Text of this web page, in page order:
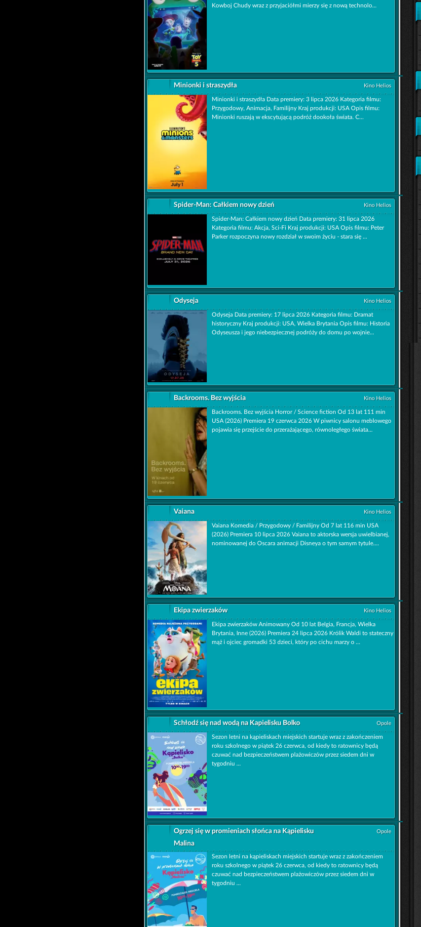
Kowboj Chudy wraz z przyjaciółmi mierzy się z nową technolo...
Minionki i straszydła Kino Helios
Minionki i straszydła Data premiery: 3 lipca 2026 Kategoria filmu:
Przygodowy, Animacja, Familijny Kraj produkcji: USA Opis filmu:
Minionki ruszają w ekscytującą podróż dookoła świata. C...
Spider-Man: Całkiem nowy dzień Kino Helios
Spider-Man: Całkiem nowy dzień Data premiery: 31 lipca 2026
Kategoria filmu: Akcja, Sci-Fi Kraj produkcji: USA Opis filmu: Peter
Parker rozpoczyna nowy rozdział w swoim życiu - stara się ...
Odyseja Kino Helios
Odyseja Data premiery: 17 lipca 2026 Kategoria filmu: Dramat
historyczny Kraj produkcji: USA, Wielka Brytania Opis filmu: Historia
Odyseusza i jego niebezpiecznej podróży do domu po wojnie...
Backrooms. Bez wyjścia Kino Helios
Backrooms. Bez wyjścia Horror / Science fiction Od 13 lat 111 min
USA (2026) Premiera 19 czerwca 2026 W piwnicy salonu meblowego
pojawia się przejście do przerażającego, równoległego świata...
Vaiana Kino Helios
Vaiana Komedia / Przygodowy / Familijny Od 7 lat 116 min USA
(2026) Premiera 10 lipca 2026 Vaiana to aktorska wersja uwielbianej,
nominowanej do Oscara animacji Disneya o tym samym tytule....
Ekipa zwierzaków Kino Helios
Ekipa zwierzaków Animowany Od 10 lat Belgia, Francja, Wielka
Brytania, Inne (2026) Premiera 24 lipca 2026 Królik Waldi to stateczny
mąż i ojciec gromadki 53 dzieci, który po cichu marzy o ...
Schłodź się nad wodą na Kapielisku Bolko Opole
Sezon letni na kąpieliskach miejskich startuje wraz z zakończeniem
roku szkolnego w piątek 26 czerwca, od kiedy to ratownicy będą
czuwać nad bezpieczeństwem plażowiczów przez siedem dni w
tygodniu ...
Ogrzej się w promieniach słońca na Kąpielisku
Malina
Opole
Sezon letni na kąpieliskach miejskich startuje wraz z zakończeniem
roku szkolnego w piątek 26 czerwca, od kiedy to ratownicy będą
czuwać nad bezpieczeństwem plażowiczów przez siedem dni w
tygodniu ...